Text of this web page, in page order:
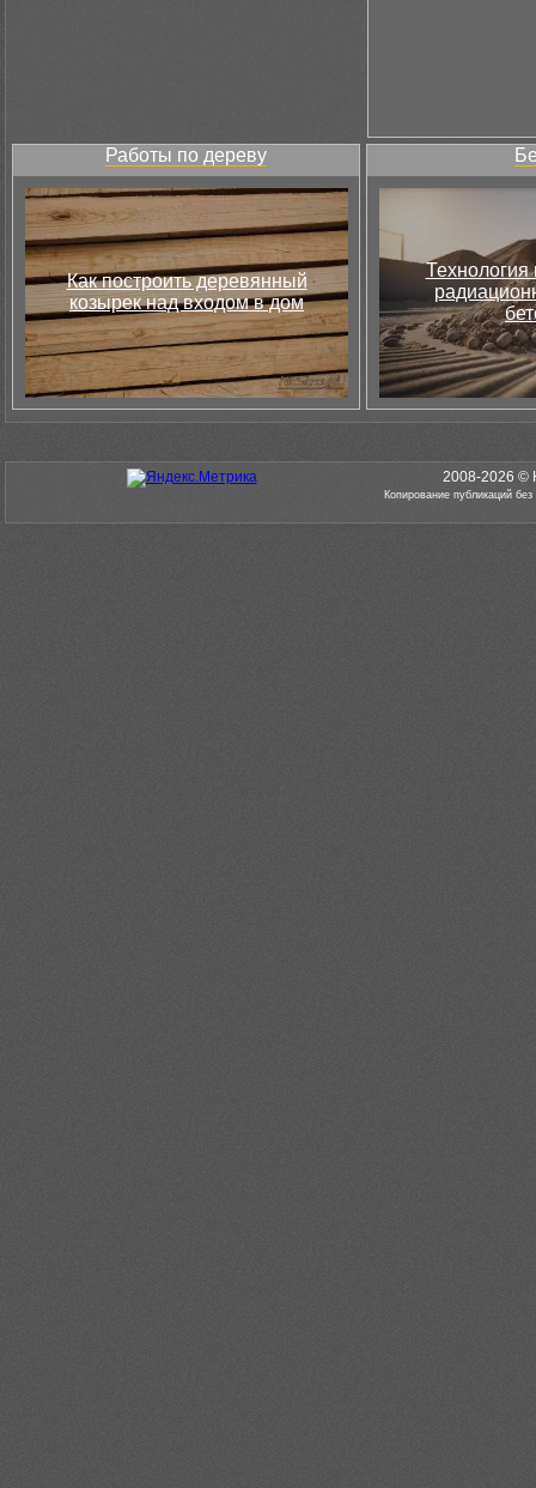
Работы по дереву
Как построить деревянный
козырек над входом в дом
Технология
2008-2026 ©
Копирование публикаций